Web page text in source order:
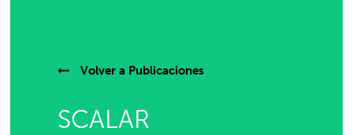
Volver a Publicaciones
SCALAR